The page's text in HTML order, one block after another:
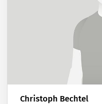
Christoph Bechtel